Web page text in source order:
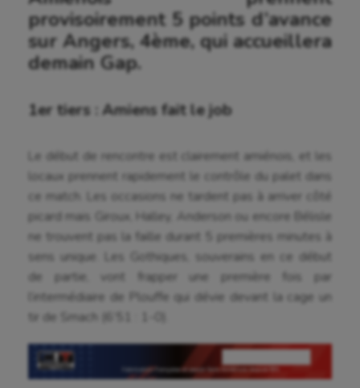
provisoirement 5 points d’avance
sur Angers, 4ème, qui accueillera
demain Gap.
1er tiers : Amiens fait le job
Le début de rencontre est clairement amiénois, et les
locaux prennent rapidement le contrôle du palet dans
ce match. Les occasions ne tardent pas à arriver côté
picard mais Giroux, Halley, Anderson ou encore Bélisle
ne trouvent pas la faille durant 5 premières minutes à
sens unique. Les Gothiques, souverains en ce début
de partie, vont frapper une première fois par
l’intermédiaire de Plouffe qui dévie devant la cage un
tir de Smach (6’51 : 1-0).